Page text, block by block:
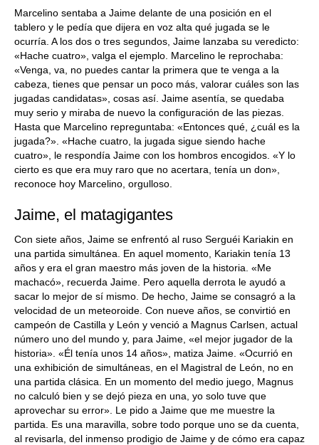
Marcelino sentaba a Jaime delante de una posición en el
tablero y le pedía que dijera en voz alta qué jugada se le
ocurría. A los dos o tres segundos, Jaime lanzaba su veredicto:
«Hache cuatro», valga el ejemplo. Marcelino le reprochaba:
«Venga, va, no puedes cantar la primera que te venga a la
cabeza, tienes que pensar un poco más, valorar cuáles son las
jugadas candidatas», cosas así. Jaime asentía, se quedaba
muy serio y miraba de nuevo la configuración de las piezas.
Hasta que Marcelino repreguntaba: «Entonces qué, ¿cuál es la
jugada?». «Hache cuatro, la jugada sigue siendo hache
cuatro», le respondía Jaime con los hombros encogidos. «Y lo
cierto es que era muy raro que no acertara, tenía un don»,
reconoce hoy Marcelino, orgulloso.
Jaime, el matagigantes
Con siete años, Jaime se enfrentó al ruso Serguéi Kariakin en
una partida simultánea. En aquel momento, Kariakin tenía 13
años y era el gran maestro más joven de la historia. «Me
machacó», recuerda Jaime. Pero aquella derrota le ayudó a
sacar lo mejor de sí mismo. De hecho, Jaime se consagró a la
velocidad de un meteoroide. Con nueve años, se convirtió en
campeón de Castilla y León y venció a Magnus Carlsen, actual
número uno del mundo y, para Jaime, «el mejor jugador de la
historia». «Él tenía unos 14 años», matiza Jaime. «Ocurrió en
una exhibición de simultáneas, en el Magistral de León, no en
una partida clásica. En un momento del medio juego, Magnus
no calculó bien y se dejó pieza en una, yo solo tuve que
aprovechar su error». Le pido a Jaime que me muestre la
partida. Es una maravilla, sobre todo porque uno se da cuenta,
al revisarla, del inmenso prodigio de Jaime y de cómo era capaz